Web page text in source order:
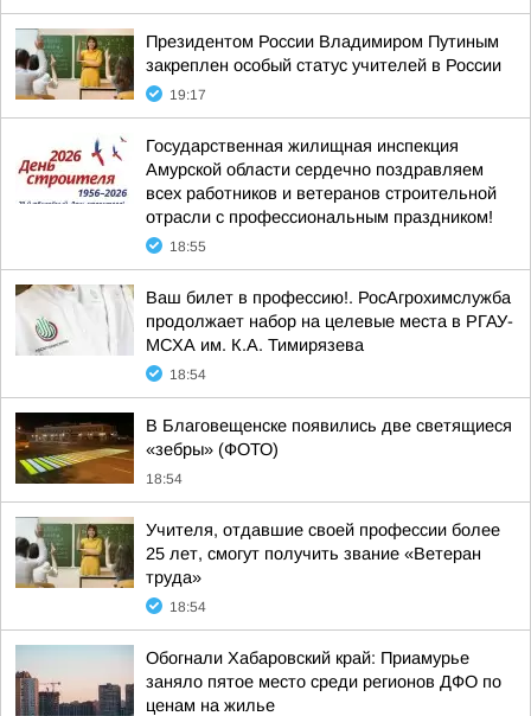
Президентом России Владимиром Путиным
закреплен особый статус учителей в России
19:17
Государственная жилищная инспекция
Амурской области сердечно поздравляем
всех работников и ветеранов строительной
отрасли с профессиональным праздником!
18:55
Ваш билет в профессию!. РосАгрохимслужба
продолжает набор на целевые места в РГАУ-
МСХА им. К.А. Тимирязева
18:54
В Благовещенске появились две светящиеся
«зебры» (ФОТО)
18:54
Учителя, отдавшие своей профессии более
25 лет, смогут получить звание «Ветеран
труда»
18:54
Обогнали Хабаровский край: Приамурье
заняло пятое место среди регионов ДФО по
ценам на жилье